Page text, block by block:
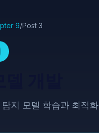
9/Post 3
지 모델 학습과 최적화